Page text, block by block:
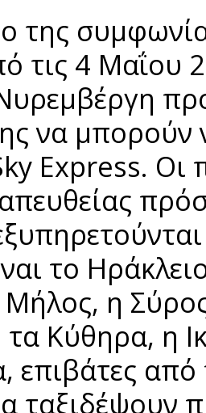
της
τις 4 Μαΐου
να μπορούν
Express. Οι
το
η
Κύθηρα, η
επιβάτες
ταξιδέψουν